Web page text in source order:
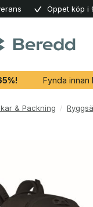
Öppet köp i
Fynda innan
& Packning /